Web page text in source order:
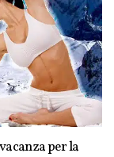
per la